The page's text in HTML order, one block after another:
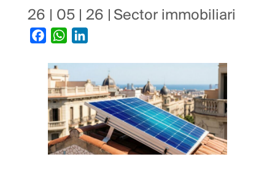
26 | 05 | 26 Sector immobiliari
FacebookWhatsApp